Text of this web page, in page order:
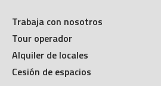
Trabaja con nosotros
Tour operador
Alquiler de locales
Cesión de espacios